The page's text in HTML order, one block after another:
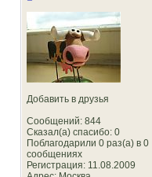
Добавить в друзья
Сообщений: 844
Сказал(а) спасибо: 0
Поблагодарили 0 раз(а) в 0
сообщениях
Регистрация: 11.08.2009